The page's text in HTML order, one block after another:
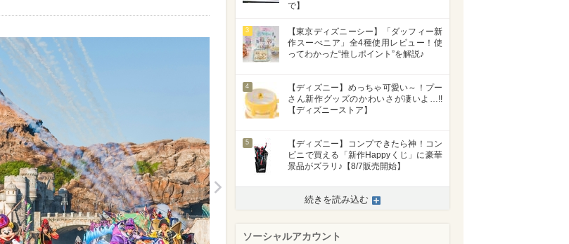
>
で】
3
【東京ディズニーシー】「ダッフィー新
作スーべニア」全4種使用レビュー！使
ってわかった“推しポイント”を解説♪
4
【ディズニー】めっちゃ可愛い～！プー
さん新作グッズのかわいさが凄いよ…!!
【ディズニーストア】
5
【ディズニー】コンプできたら神！コン
ビニで買える「新作Happyくじ」に豪華
景品がズラリ♪【8/7販売開始】
続きを読み込む
ソーシャルアカウント